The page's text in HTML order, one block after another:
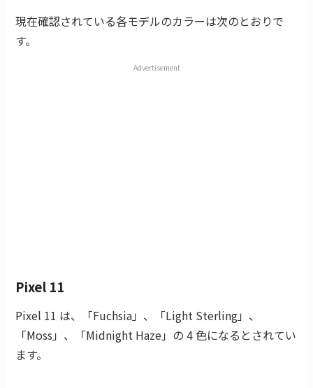
現在確認されている各モデルのカラーは次のとおりで
す。
Advertisement
Pixel 11
Pixel 11 は、「Fuchsia」、「Light Sterling」、
「Moss」、「Midnight Haze」の 4 色になるとされてい
ます。